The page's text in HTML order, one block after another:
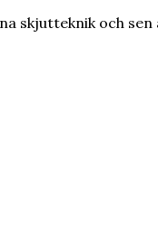
skjutteknik och